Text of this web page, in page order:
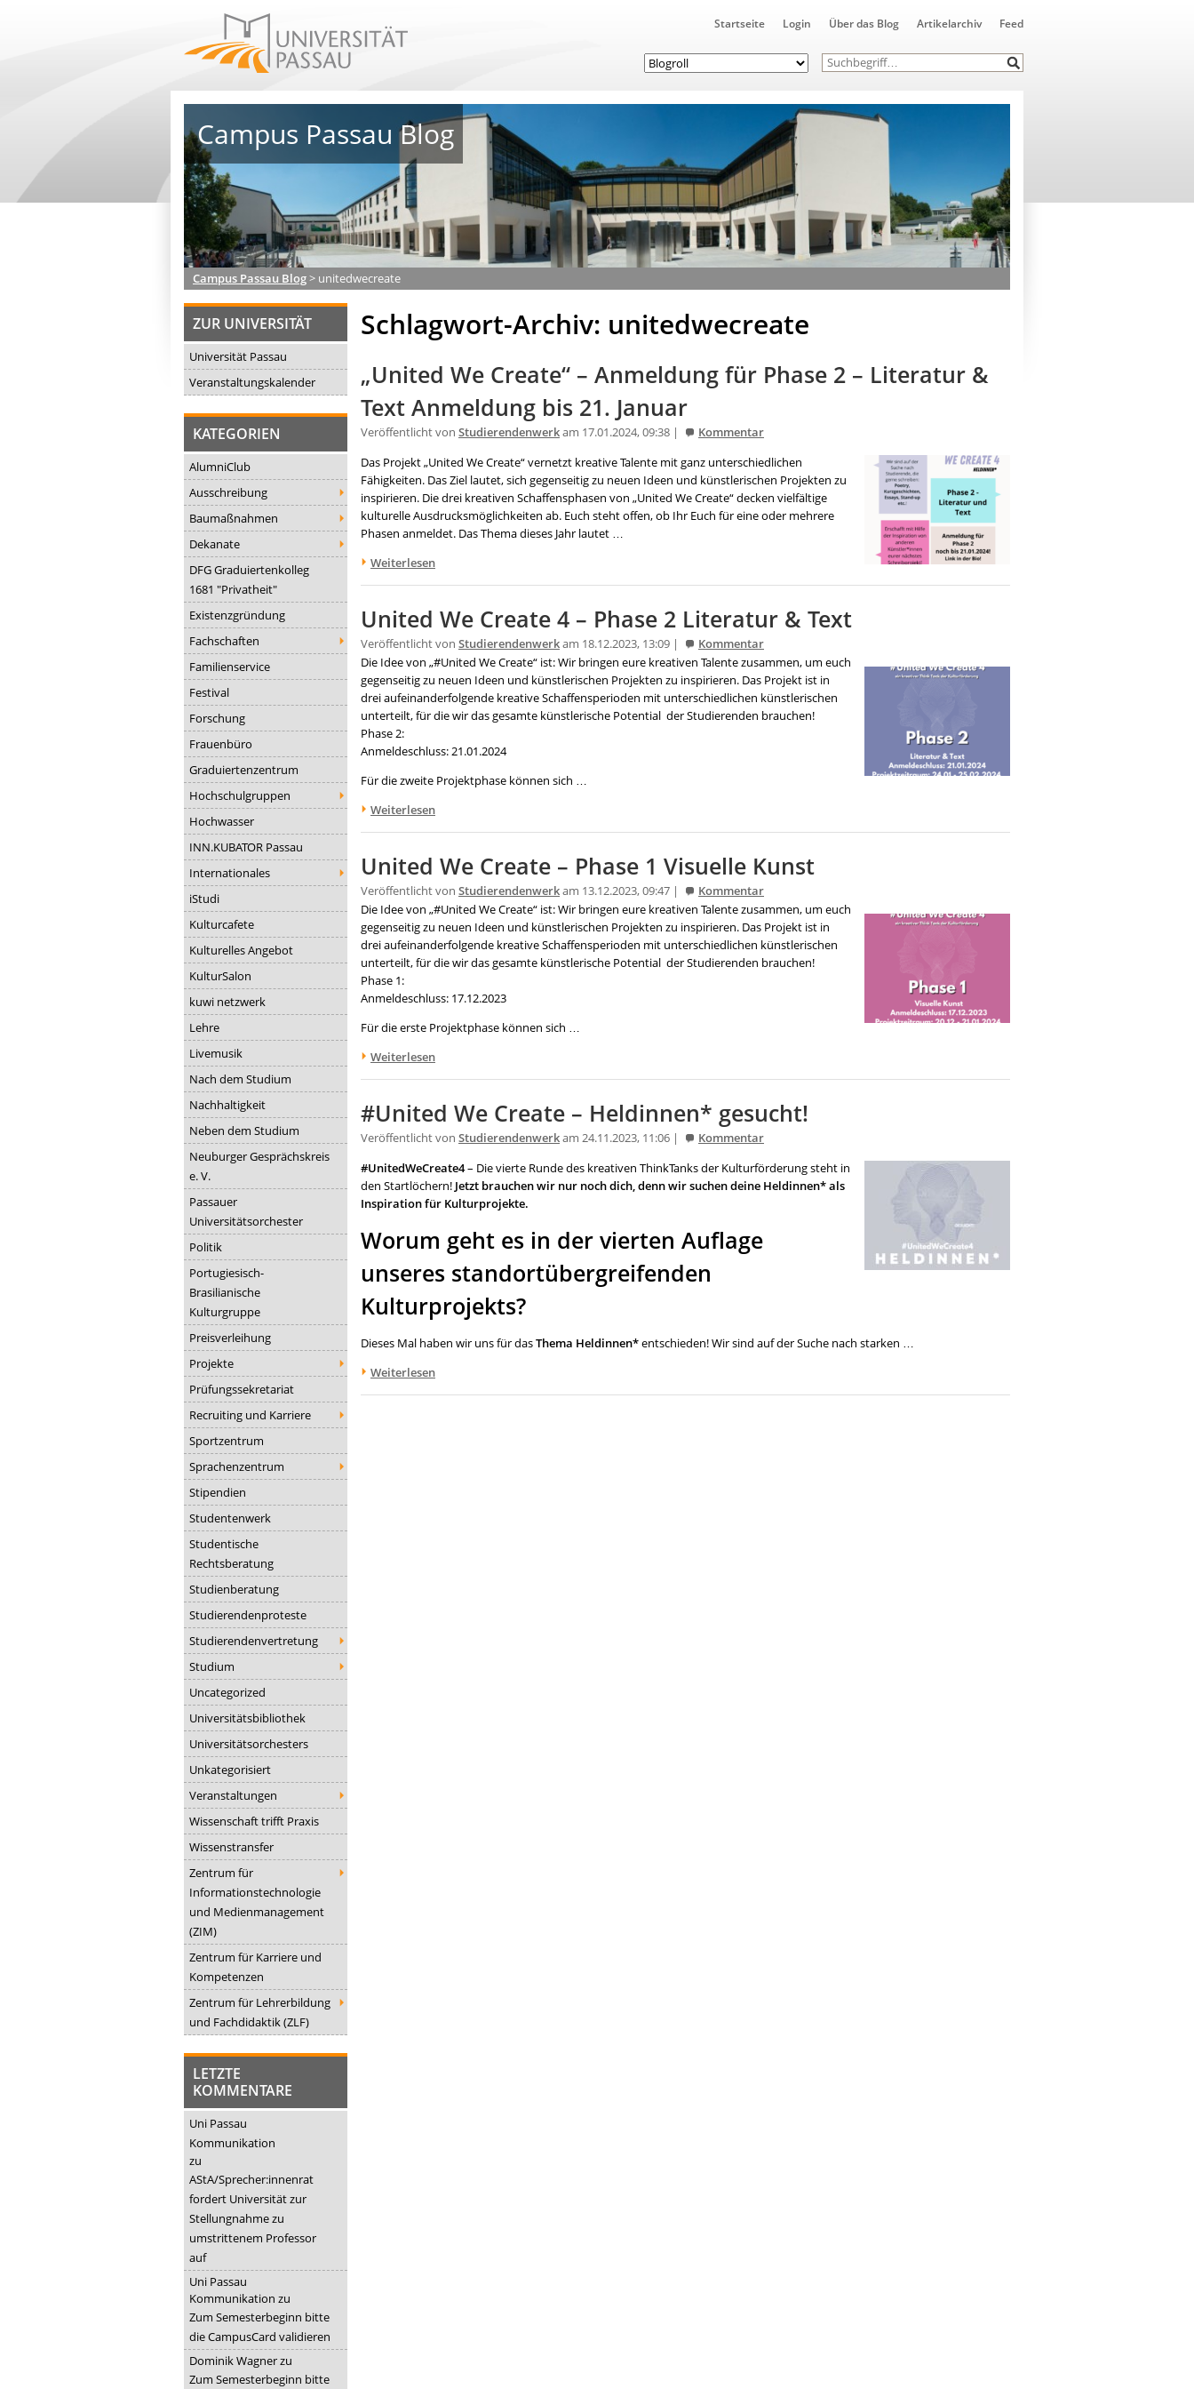
Startseite Login Über das Blog Artikelarchiv Feed
Campus Passau Blog
Campus Passau Blog> unitedwecreate
ZUR UNIVERSITÄT
Universität Passau
Veranstaltungskalender
KATEGORIEN
AlumniClub
Ausschreibung
Baumaßnahmen
Dekanate
DFG Graduiertenkolleg
1681 "Privatheit"
Existenzgründung
Fachschaften
Familienservice
Festival
Forschung
Frauenbüro
Graduiertenzentrum
Hochschulgruppen
Hochwasser
INN.KUBATOR Passau
Internationales
iStudi
Kulturcafete
Kulturelles Angebot
KulturSalon
kuwi netzwerk
Lehre
Livemusik
Nach dem Studium
Nachhaltigkeit
Neben dem Studium
Neuburger Gesprächskreis
e. V.
Passauer
Universitätsorchester
Politik
Portugiesisch-
Brasilianische
Kulturgruppe
Preisverleihung
Projekte
Prüfungssekretariat
Recruiting und Karriere
Sportzentrum
Sprachenzentrum
Stipendien
Studentenwerk
Studentische
Rechtsberatung
Studienberatung
Studierendenproteste
Studierendenvertretung
Studium
Uncategorized
Universitätsbibliothek
Universitätsorchesters
Unkategorisiert
Veranstaltungen
Wissenschaft trifft Praxis
Wissenstransfer
Zentrum für
Informationstechnologie
und Medienmanagement
(ZIM)
Zentrum für Karriere und
Kompetenzen
Zentrum für Lehrerbildung
und Fachdidaktik (ZLF)
LETZTE
KOMMENTARE
Uni Passau
Kommunikation
zu
AStA/Sprecher:innenrat
fordert Universität zur
Stellungnahme zu
umstrittenem Professor
auf
Uni Passau
Kommunikation zu
Zum Semesterbeginn bitte
die CampusCard validieren
Dominik Wagnerzu
Zum Semesterbeginn bitte
Schlagwort-Archiv: unitedwecreate
„United We Create“ – Anmeldung für Phase 2 – Literatur &
Text Anmeldung bis 21. Januar
Veröffentlicht von Studierendenwerkam 17.01.2024, 09:38 | Kommentar
Das Projekt „United We Create“ vernetzt kreative Talente mit ganz unterschiedlichen
Fähigkeiten. Das Ziel lautet, sich gegenseitig zu neuen Ideen und künstlerischen Projekten zu
inspirieren. Die drei kreativen Schaffensphasen von „United We Create“ decken vielfältige
kulturelle Ausdrucksmöglichkeiten ab. Euch steht offen, ob Ihr Euch für eine oder mehrere
Phasen anmeldet. Das Thema dieses Jahr lautet …
Weiterlesen
United We Create 4 – Phase 2 Literatur & Text
Veröffentlicht von Studierendenwerkam 18.12.2023, 13:09 | Kommentar
Die Idee von „#United We Create“ ist: Wir bringen eure kreativen Talente zusammen, um euch
gegenseitig zu neuen Ideen und künstlerischen Projekten zu inspirieren. Das Projekt ist in
drei aufeinanderfolgende kreative Schaffensperioden mit unterschiedlichen künstlerischen
unterteilt, für die wir das gesamte künstlerische Potential der Studierenden brauchen!
Phase 2:
Anmeldeschluss: 21.01.2024
Für die zweite Projektphase können sich …
Weiterlesen
United We Create – Phase 1 Visuelle Kunst
Veröffentlicht von Studierendenwerkam 13.12.2023, 09:47 | Kommentar
Die Idee von „#United We Create“ ist: Wir bringen eure kreativen Talente zusammen, um euch
gegenseitig zu neuen Ideen und künstlerischen Projekten zu inspirieren. Das Projekt ist in
drei aufeinanderfolgende kreative Schaffensperioden mit unterschiedlichen künstlerischen
unterteilt, für die wir das gesamte künstlerische Potential der Studierenden brauchen!
Phase 1:
Anmeldeschluss: 17.12.2023
Für die erste Projektphase können sich …
Weiterlesen
#United We Create – Heldinnen* gesucht!
Veröffentlicht von Studierendenwerkam 24.11.2023, 11:06 | Kommentar
#UnitedWeCreate4– Die vierte Runde des kreativen ThinkTanks der Kulturförderung steht in
den Startlöchern! Jetzt brauchen wir nur noch dich, denn wir suchen deine Heldinnen* als
Inspiration für Kulturprojekte.
Worum geht es in der vierten Auflage
unseres standortübergreifenden
Kulturprojekts?
Dieses Mal haben wir uns für dasThema Heldinnen*entschieden! Wir sind auf der Suche nach starken …
Weiterlesen